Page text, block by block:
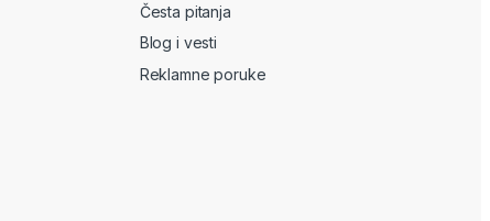
Česta pitanja
Blog i vesti
Reklamne poruke